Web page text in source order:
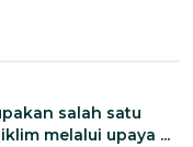
salah satu
melalui upaya ...